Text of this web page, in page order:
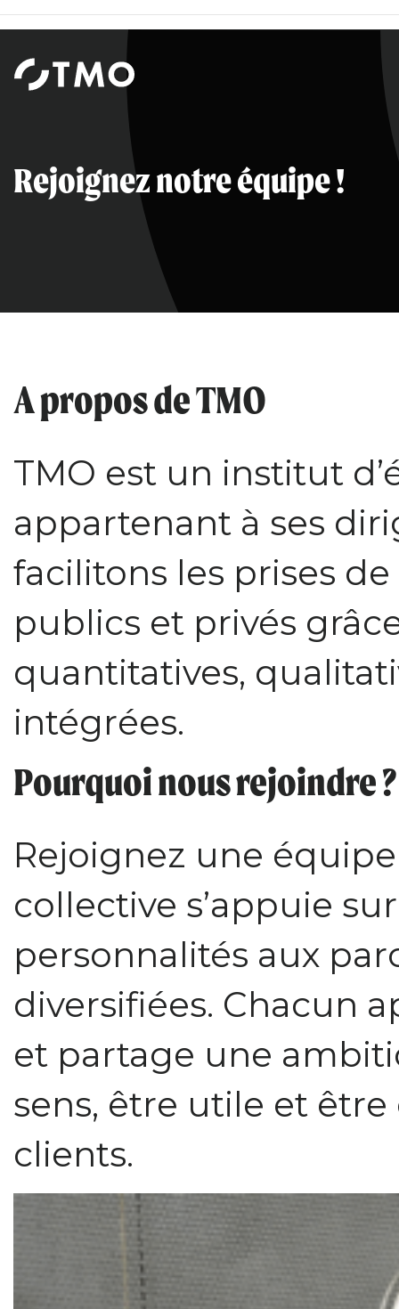
Institut
d'études
de
sondages
Rejoignez notre équipe !
A propos de TMO
TMO est un institut
appartenant à ses
facilitons les prises
publics et privés
quantitatives,
intégrées.
Pourquoi nous rejoindre ?
Rejoignez une
collective s’appuie
personnalités aux
diversifiées. Chacun
et partage une
sens, être utile et
clients.